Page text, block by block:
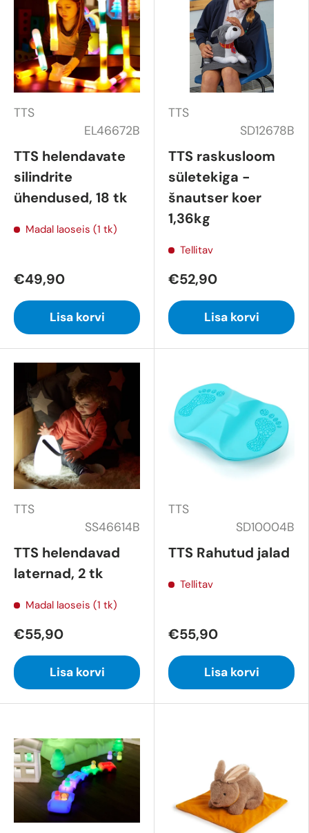
TTS
EL46672B
TTS helendavate
silindrite
ühendused, 18 tk
Madal laoseis (1 tk)
€49,90
Lisa korvi
TTS
SD12678B
TTS raskusloom
sületekiga -
šnautser koer
1,36kg
Tellitav
€52,90
Lisa korvi
TTS
SS46614B
TTS helendavad
laternad, 2 tk
Madal laoseis (1 tk)
€55,90
Lisa korvi
TTS
SD10004B
TTS Rahutud jalad
Tellitav
€55,90
Lisa korvi